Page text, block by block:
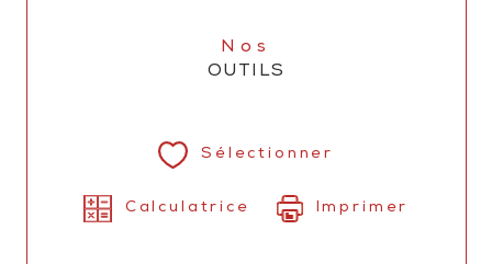
Nos
OUTILS
Sélectionner
Calculatrice Imprimer